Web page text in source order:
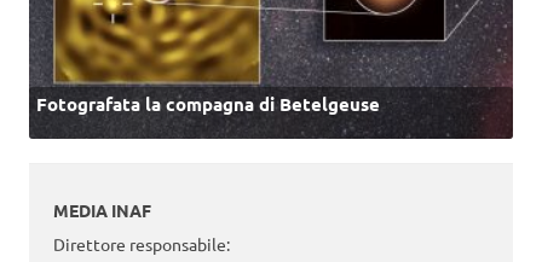
Fotografata la compagna di Betelgeuse
MEDIA INAF
Direttore responsabile: